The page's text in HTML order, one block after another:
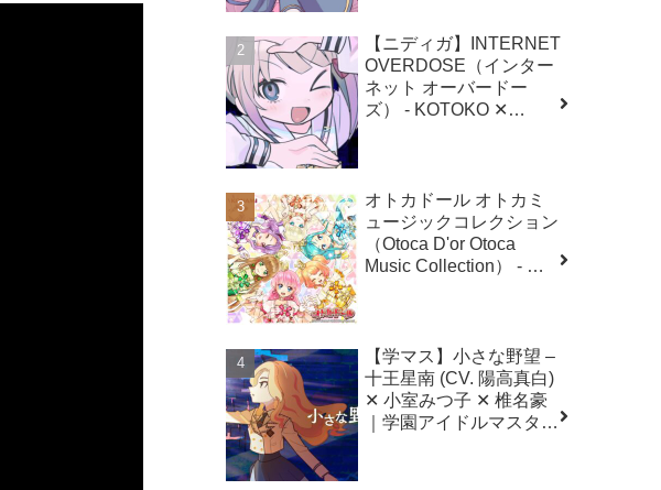
【ニディガ】INTERNET
OVERDOSE（インター
ネット オーバードー
ズ） - KOTOKO ✕
ガール オーバードー
ズ）
オトカドール オトカミ
ュージックコレクション
（Otoca D'or Otoca
Music Collection） - 村
【学マス】小さな野望 –
十王星南 (CV. 陽高真白)
✕ 小室みつ子 ✕ 椎名豪
｜学園アイドルマスター